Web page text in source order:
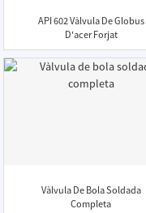
API 602 Vàlvula De Globus
D'acer Forjat
Vàlvula De Bola Soldada
Completa